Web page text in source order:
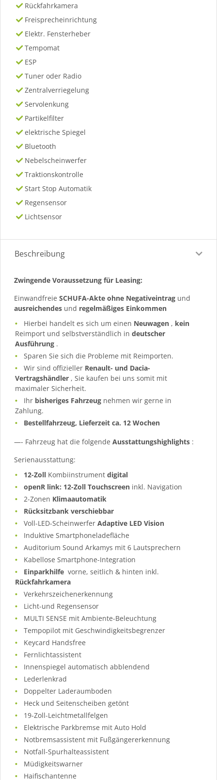
Rückfahrkamera
Freisprecheinrichtung
Elektr. Fensterheber
Tempomat
ESP
Tuner oder Radio
Zentralverriegelung
Servolenkung
Partikelfilter
elektrische Spiegel
Bluetooth
Nebelscheinwerfer
Traktionskontrolle
Start Stop Automatik
Regensensor
Lichtsensor
Beschreibung
Zwingende Voraussetzung für Leasing:
Einwandfreie SCHUFA-Akte ohne Negativeintrag und
ausreichendes und regelmäßiges Einkommen
Hierbei handelt es sich um einen Neuwagen , kein
Reimport und selbstverständlich in deutscher
Ausführung .
Sparen Sie sich die Probleme mit Reimporten.
Wir sind offizieller Renault- und Dacia-
Vertragshändler , Sie kaufen bei uns somit mit
maximaler Sicherheit.
Ihr bisheriges Fahrzeug nehmen wir gerne in
Zahlung.
Bestellfahrzeug, Lieferzeit ca. 12 Wochen
—- Fahrzeug hat die folgende Ausstattungshighlights :
Serienausstattung:
12-Zoll Kombiinstrumentdigital
openR link: 12-Zoll Touchscreen inkl. Navigation
2-Zonen Klimaautomatik
Rücksitzbank verschiebbar
Voll-LED-ScheinwerferAdaptive LED Vision
Induktive Smartphoneladefläche
Auditorium Sound Arkamys mit 6 Lautsprechern
Kabellose Smartphone-Integration
Einparkhilfe vorne, seitlich & hinten inkl.
Rückfahrkamera
Verkehrszeichenerkennung
Licht-und Regensensor
MULTI SENSE mit Ambiente-Beleuchtung
Tempopilot mit Geschwindigkeitsbegrenzer
Keycard Handsfree
Fernlichtassistent
Innenspiegel automatisch abblendend
Lederlenkrad
Doppelter Laderaumboden
Heck und Seitenscheiben getönt
19-Zoll-Leichtmetallfelgen
Elektrische Parkbremse mit Auto Hold
Notbremsassistent mit Fußgängererkennung
Notfall-Spurhalteassistent
Müdigkeitswarner
Haifischantenne